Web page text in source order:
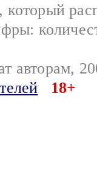
авторам,
18+